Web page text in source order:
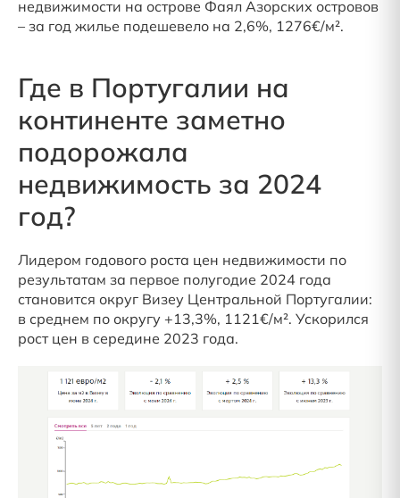
недвижимости на острове Фаял Азорских островов
– за год жилье подешевело на 2,6%, 1276€/м².
Где в Португалии на
континенте заметно
подорожала
недвижимость за 2024
год?
Лидером годового роста цен недвижимости по
результатам за первое полугодие 2024 года
становится округ Визеу Центральной Португалии:
в среднем по округу +13,3%, 1121€/м². Ускорился
рост цен в середине 2023 года.